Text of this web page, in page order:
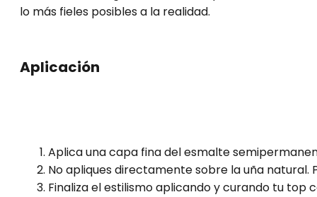
lo más fieles posibles a la realidad.
Aplicación
Aplica una capa fina del esmalte
No apliques directamente sobre la uña
Finaliza el estilismo aplicando y curando tu top